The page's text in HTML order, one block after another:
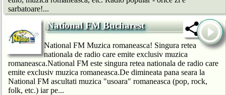
sarbatoare!...
National FM Bucharest
National FM Muzica romaneasca! Singura retea
nationala de radio care emite exclusiv muzica
romaneasca.National FM este singura retea nationala de radio care
emite exclusiv muzica romaneasca.De dimineata pana seara la
National FM ascultati muzica "usoara" romaneasca (pop, rock,
folk, etc.) iar pe...